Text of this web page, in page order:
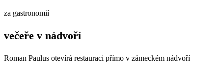
za gastronomií
večeře v nádvoří
Roman Paulus otevírá restauraci přímo v zámeckém nádvoří